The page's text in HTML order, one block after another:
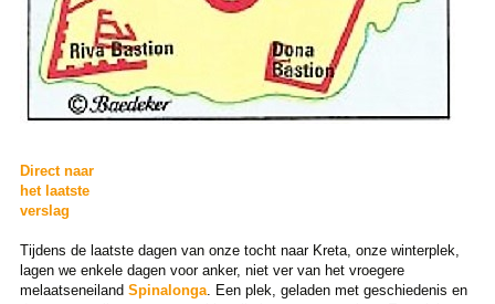
Direct naar
het laatste
verslag
Tijdens de laatste dagen van onze tocht naar Kreta, onze winterplek,
lagen we enkele dagen voor anker, niet ver van het vroegere
melaatseneiland Spinalonga. Een plek, geladen met geschiedenis en